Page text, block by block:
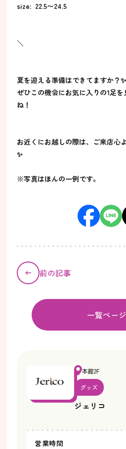
size: 22.5〜24.5
＼
夏を迎える準備はできてますか？✨
ぜひこの機会にお気に入りの1足
ね！
お近くにお越しの際は、ご来店心
✨
※写真はほんの一例です。
前の記事
一覧ペー
本館2F
グッズ
ジェリコ
営業時間